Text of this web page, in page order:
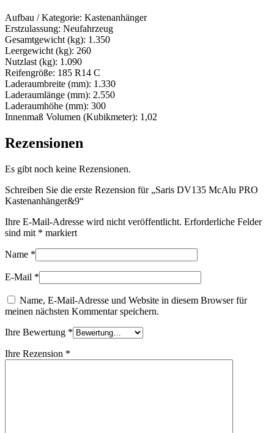
Aufbau / Kategorie: Kastenanhänger
Erstzulassung: Neufahrzeug
Gesamtgewicht (kg): 1.350
Leergewicht (kg): 260
Nutzlast (kg): 1.090
Reifengröße: 185 R14 C
Laderaumbreite (mm): 1.330
Laderaumlänge (mm): 2.550
Laderaumhöhe (mm): 300
Innenmaß Volumen (Kubikmeter): 1,02
Rezensionen
Es gibt noch keine Rezensionen.
Schreiben Sie die erste Rezension für „Saris DV135 McAlu PRO
Kastenanhänger&9“
Ihre E-Mail-Adresse wird nicht veröffentlicht. Erforderliche Felder
sind mit * markiert
Name *
E-Mail *
Name, E-Mail-Adresse und Website in diesem Browser für
meinen nächsten Kommentar speichern.
Ihre Bewertung *
Ihre Rezension *